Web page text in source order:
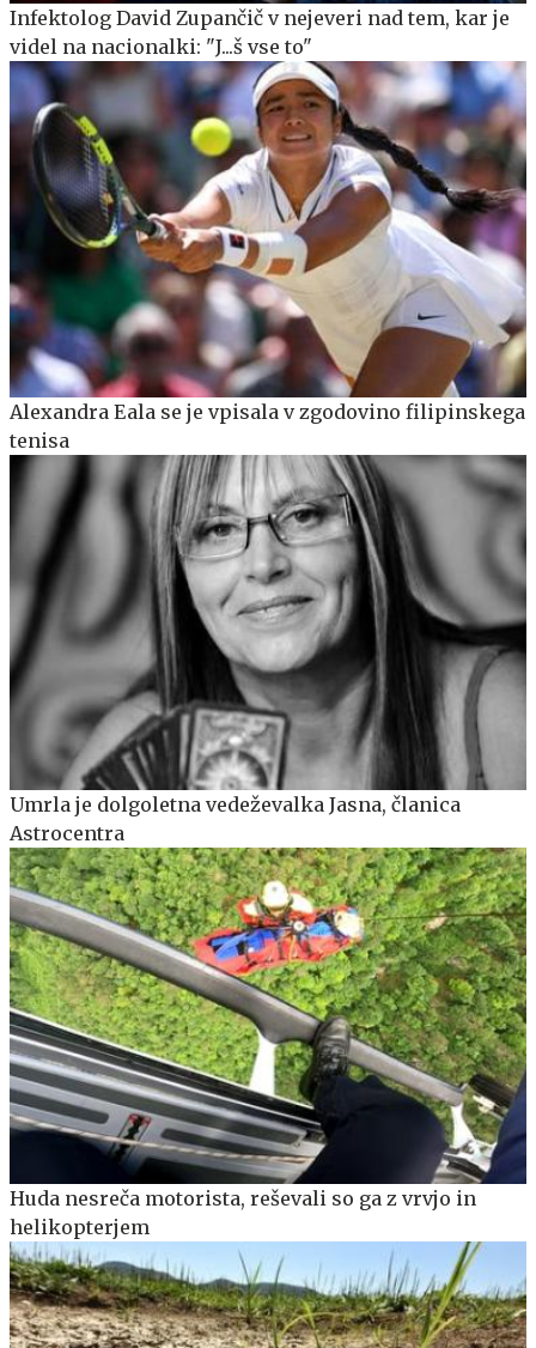
Infektolog David Zupančič v nejeveri nad tem, kar je
videl na nacionalki: "J...š vse to"
Alexandra Eala se je vpisala v zgodovino filipinskega
tenisa
Umrla je dolgoletna vedeževalka Jasna, članica
Astrocentra
Huda nesreča motorista, reševali so ga z vrvjo in
helikopterjem